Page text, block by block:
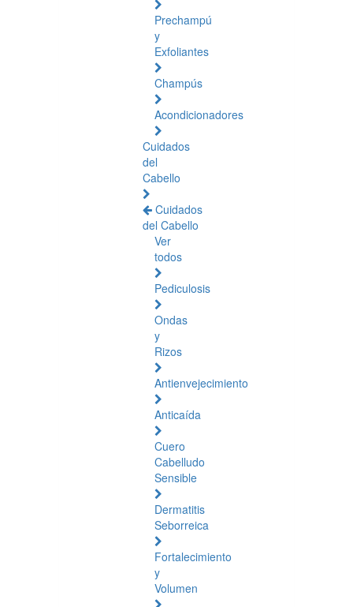
Prechampú
y
Exfoliantes
Champús
Acondicionadores
Cuidados
del
Cabello
Cuidados
del Cabello
Ver
todos
Pediculosis
Ondas
y
Rizos
Antienvejecimiento
Anticaída
Cuero
Cabelludo
Sensible
Dermatitis
Seborreica
Fortalecimiento
y
Volumen